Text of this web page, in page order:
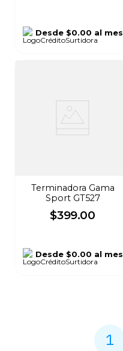
Desde$0.00 al mes
Terminadora Gama
Sport GT527
$399.00
Desde$0.00 al mes
1